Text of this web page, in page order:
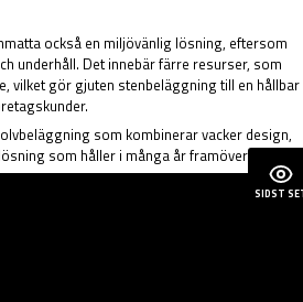
också en miljövänlig lösning, eftersom
underhåll. Det innebär färre resurser, som
vilket gör gjuten stenbeläggning till en hållbar
som kombinerar vacker design,
som håller i många år framöver.
SIDST